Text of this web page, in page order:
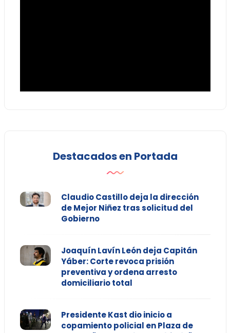
Destacados en Portada
Claudio Castillo deja la dirección
de Mejor Niñez tras solicitud del
Gobierno
Joaquín Lavín León deja Capitán
Yáber: Corte revoca prisión
preventiva y ordena arresto
domiciliario total
Presidente Kast dio inicio a
copamiento policial en Plaza de